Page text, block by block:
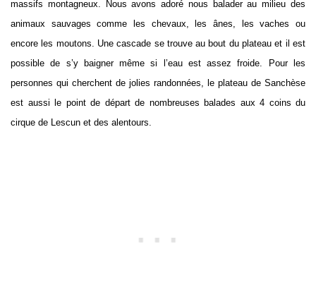
massifs montagneux. Nous avons adoré nous balader au milieu des
animaux sauvages comme les chevaux, les ânes, les vaches ou
encore les moutons. Une cascade se trouve au bout du plateau et il est
possible de s’y baigner même si l’eau est assez froide. Pour les
personnes qui cherchent de jolies randonnées, le plateau de Sanchèse
est aussi le point de départ de nombreuses balades aux 4 coins du
cirque de Lescun et des alentours.